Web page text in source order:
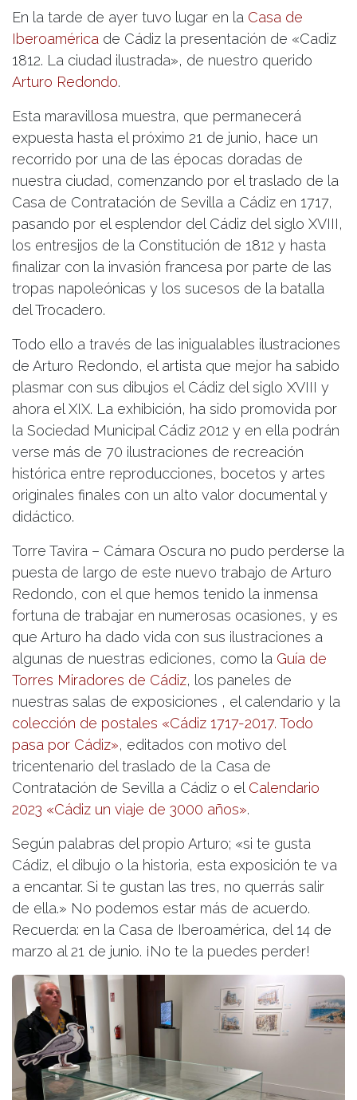
En la tarde de ayer tuvo lugar en la Casa de
Iberoamérica de Cádiz la presentación de «Cadiz
1812. La ciudad ilustrada», de nuestro querido
Arturo Redondo.
Esta maravillosa muestra, que permanecerá
expuesta hasta el próximo 21 de junio, hace un
recorrido por una de las épocas doradas de
nuestra ciudad, comenzando por el traslado de la
Casa de Contratación de Sevilla a Cádiz en 1717,
pasando por el esplendor del Cádiz del siglo XVIII,
los entresijos de la Constitución de 1812 y hasta
finalizar con la invasión francesa por parte de las
tropas napoleónicas y los sucesos de la batalla
del Trocadero.
Todo ello a través de las inigualables ilustraciones
de Arturo Redondo, el artista que mejor ha sabido
plasmar con sus dibujos el Cádiz del siglo XVIII y
ahora el XIX. La exhibición, ha sido promovida por
la Sociedad Municipal Cádiz 2012 y en ella podrán
verse más de 70 ilustraciones de recreación
histórica entre reproducciones, bocetos y artes
originales finales con un alto valor documental y
didáctico.
Torre Tavira – Cámara Oscura no pudo perderse la
puesta de largo de este nuevo trabajo de Arturo
Redondo, con el que hemos tenido la inmensa
fortuna de trabajar en numerosas ocasiones, y es
que Arturo ha dado vida con sus ilustraciones a
algunas de nuestras ediciones, como la Guía de
Torres Miradores de Cádiz, los paneles de
nuestras salas de exposiciones , el calendario y la
colección de postales «Cádiz 1717-2017. Todo
pasa por Cádiz», editados con motivo del
tricentenario del traslado de la Casa de
Contratación de Sevilla a Cádiz o el Calendario
2023 «Cádiz un viaje de 3000 años».
Según palabras del propio Arturo; «si te gusta
Cádiz, el dibujo o la historia, esta exposición te va
a encantar. Si te gustan las tres, no querrás salir
de ella.» No podemos estar más de acuerdo.
Recuerda: en la Casa de Iberoamérica, del 14 de
marzo al 21 de junio. ¡No te la puedes perder!